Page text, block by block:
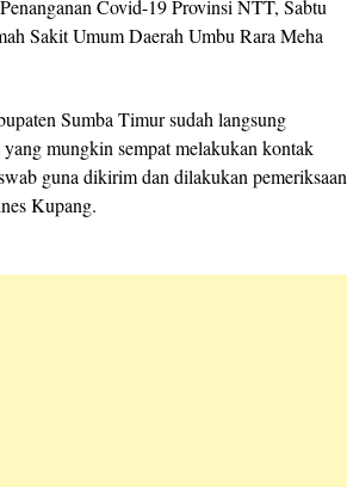
Covid-19 Provinsi NTT, Sabtu
Sakit Umum Daerah Umbu Rara Meha
Sumba Timur sudah langsung
mungkin sempat melakukan kontak
guna dikirim dan dilakukan pemeriksaan
Kupang.